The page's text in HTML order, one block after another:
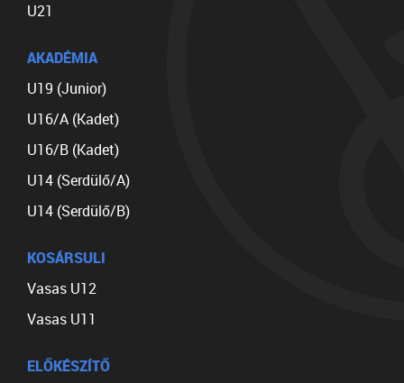
U21
AKADÉMIA
U19 (Junior)
U16/A (Kadet)
U16/B (Kadet)
U14 (Serdülő/A)
U14 (Serdülő/B)
KOSÁRSULI
Vasas U12
Vasas U11
ELŐKÉSZÍTŐ